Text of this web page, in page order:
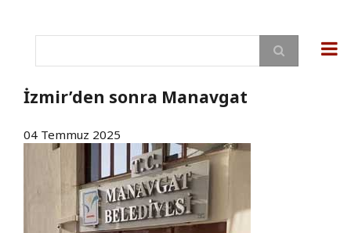
Ara
İzmir’den sonra Manavgat
04 Temmuz 2025